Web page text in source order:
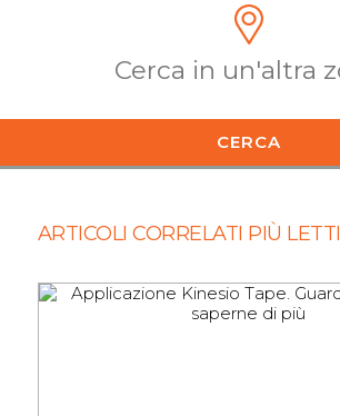
CERCA
ARTICOLI CORRELATI PIÙ LETTI